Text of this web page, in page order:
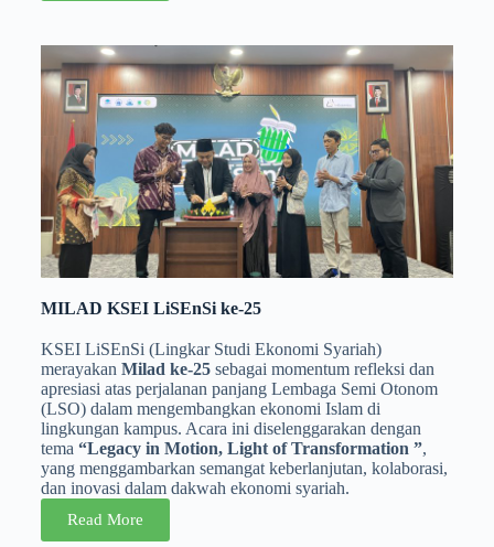
MILAD KSEI LiSEnSi ke-25
KSEI LiSEnSi (Lingkar Studi Ekonomi Syariah)
merayakan Milad ke-25sebagai momentum refleksi dan
apresiasi atas perjalanan panjang Lembaga Semi Otonom
(LSO) dalam mengembangkan ekonomi Islam di
lingkungan kampus. Acara ini diselenggarakan dengan
tema “Legacy in Motion, Light of Transformation ”,
yang menggambarkan semangat keberlanjutan, kolaborasi,
dan inovasi dalam dakwah ekonomi syariah.
Read More